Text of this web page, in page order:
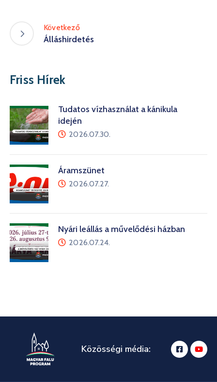
Következő
Álláshirdetés
Friss Hírek
Tudatos vízhasználat a kánikula
idején
2026.07.30.
Áramszünet
2026.07.27.
Nyári leállás a művelődési házban
2026.07.24.
Közösségi média: